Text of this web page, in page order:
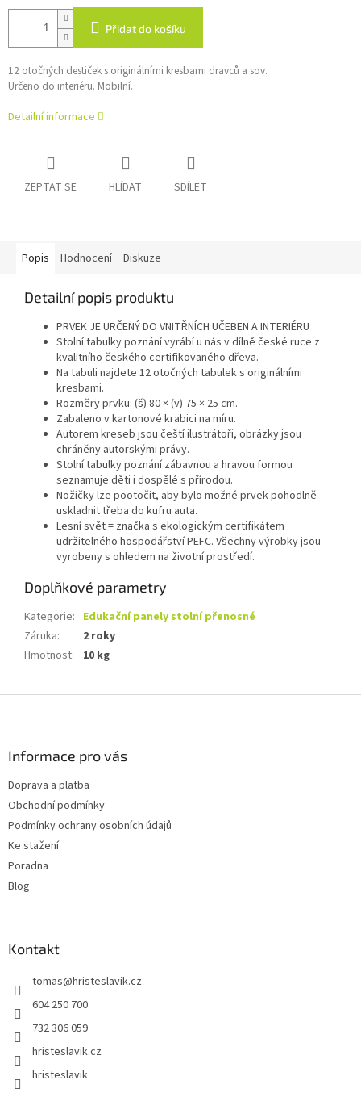
Přidat do košíku
12 otočných destiček s originálními kresbami dravců a sov.
Určeno do interiéru. Mobilní.
Detailní informace
ZEPTAT SE HLÍDAT SDÍLET
Popis Hodnocení Diskuze
Detailní popis produktu
PRVEK JE URČENÝ DO VNITŘNÍCH UČEBEN A INTERIÉRU
Stolní tabulky poznání vyrábí u nás v dílně české ruce z
kvalitního českého certifikovaného dřeva.
Na tabuli najdete 12 otočných tabulek s originálními
kresbami.
Rozměry prvku: (š) 80 × (v) 75 × 25 cm.
Zabaleno v kartonové krabici na míru.
Autorem kreseb jsou čeští ilustrátoři, obrázky jsou
chráněny autorskými právy.
Stolní tabulky poznání zábavnou a hravou formou
seznamuje děti i dospělé s přírodou.
Nožičky lze pootočit, aby bylo možné prvek pohodlně
uskladnit třeba do kufru auta.
Lesní svět = značka s ekologickým certifikátem
udržitelného hospodářství PEFC. Všechny výrobky jsou
vyrobeny s ohledem na životní prostředí.
Doplňkové parametry
Kategorie: Edukační panely stolní přenosné
Záruka:
2 roky
Hmotnost: 10 kg
Informace pro vás
Doprava a platba
Obchodní podmínky
Podmínky ochrany osobních údajů
Ke stažení
Poradna
Blog
Kontakt
tomas@hristeslavik.cz
604 250 700
732 306 059
hristeslavik.cz
hristeslavik